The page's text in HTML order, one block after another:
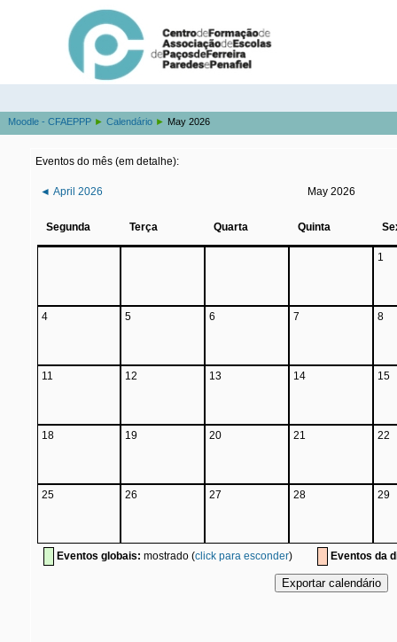
Moodle - CFAEPPP ► Calendário ► May 2026
Eventos do mês (em detalhe):
◄ April 2026 May 2026
Segunda Terça Quarta Quinta
1
4 5 6 7 8
11 12 13 14 15
18 19 20 21 22
25 26 27 28 29
Eventos globais: mostrado (click para esconder) Eventos da